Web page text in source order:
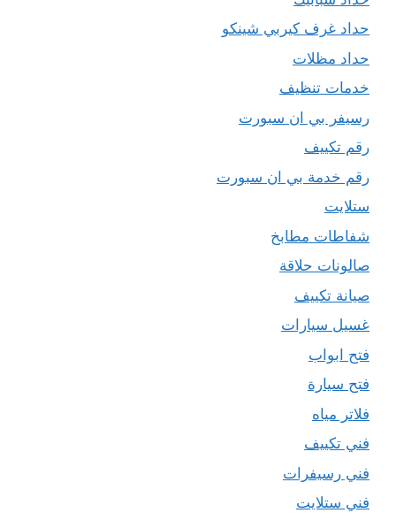
حداد غرف كيربي شينكو
حداد مظلات
خدمات تنظيف
رسيفر بي ان سبورت
رقم تكييف
رقم خدمة بي ان سبورت
ستلايت
شفاطات مطابخ
صالونات حلاقة
صيانة تكييف
غسيل سيارات
فتح ابواب
فتح سيارة
فلاتر مياه
فني تكييف
فني رسيفرات
فني ستلايت